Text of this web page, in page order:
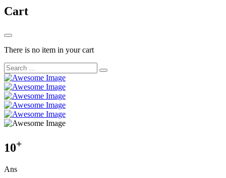
Cart
There is no item in your cart
10+
Ans